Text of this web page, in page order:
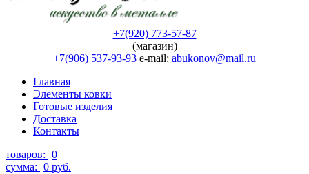
+7(920) 773-57-87
(магазин)
+7(906) 537-93-93 e-mail: abukonov@mail.ru
Главная
Элементы ковки
Готовые изделия
Доставка
Контакты
товаров: 0
сумма: 0 руб.